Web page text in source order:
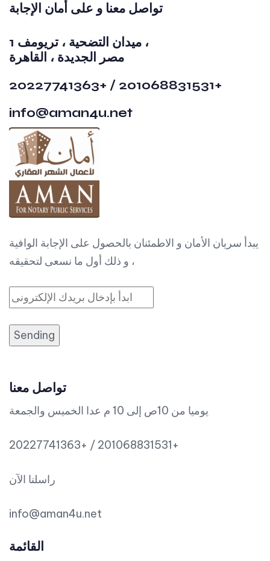
تواصل معنا و على أمان الإجابة
1 ميدان التضحية ، تريومف ،
مصر الجديدة ، القاهرة
20227741363+ / 201068831531+
info@aman4u.net
يبدأ سريان الأمان و الاطمئنان بالحصول على الإجابة الوافية
، و ذلك أول ما نسعى لتحقيقه
Sending
تواصل معنا
يوميا من 10ص إلى 10 م عدا الخميس والجمعة
20227741363+ / 201068831531+
راسلنا الآن
info@aman4u.net
القائمة